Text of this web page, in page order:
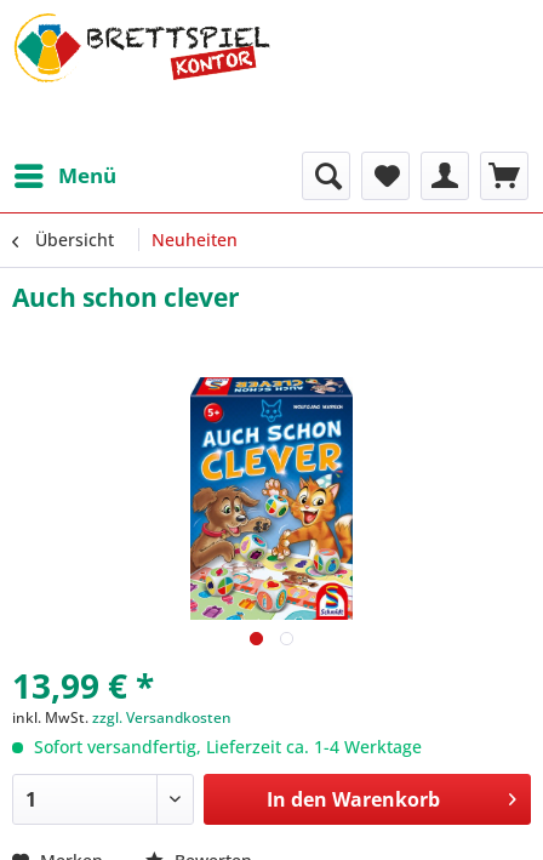
Menü
Übersicht Neuheiten
Auch schon clever
13,99 € *
inkl. MwSt.zzgl. Versandkosten
Sofort versandfertig, Lieferzeit ca. 1-4 Werktage
In den Warenkorb